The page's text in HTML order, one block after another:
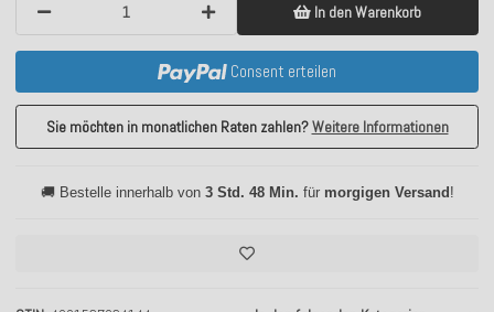
In den Warenkorb
Consent erteilen
Sie möchten in monatlichen Raten zahlen?Weitere Informationen
🚚 Bestelle innerhalb von 3 Std. 48 Min. für morgigen Versand !